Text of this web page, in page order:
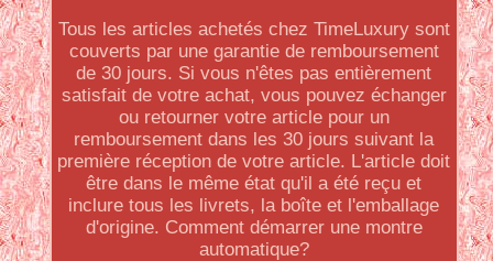
Tous les articles achetés chez TimeLuxury sont
couverts par une garantie de remboursement
de 30 jours. Si vous n'êtes pas entièrement
satisfait de votre achat, vous pouvez échanger
ou retourner votre article pour un
remboursement dans les 30 jours suivant la
première réception de votre article. L'article doit
être dans le même état qu'il a été reçu et
inclure tous les livrets, la boîte et l'emballage
d'origine. Comment démarrer une montre
automatique?